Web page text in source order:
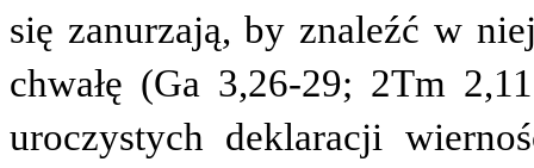
się zanurzają, by znaleźć w
chwałę (Ga 3,26-29; 2Tm
uroczystych deklaracji